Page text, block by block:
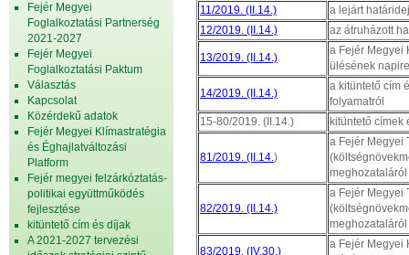
Fejér Megyei
Foglalkoztatási Partnerség
2021-2027
Fejér Megyei
Foglalkoztatási Paktum
Választás
Kapcsolat
Közérdekű adatok
Fejér Megyei Klímastratégia
és Éghajlatváltozási
Platform
Fejér megyei felzárkóztatás-
politikai együttműködés
fejlesztése
kitüntető cím és díjak
A 2021-2027 tervezési
11/2019. (II.14.)
a lejárt
12/2019. (II.14.)
az átruházott
13/2019. (II.14.)
a Fejér Megyei
ülésének
14/2019. (II.14.)
a kitüntető cím
folyamatról
15-80/2019. (II.14.)
kitüntető
81/2019. (II.14.)
a Fejér Megyei
82/2019. (II.14.)
a Fejér Megyei
83/2019. (IV.30.)
a Fejér Megyei